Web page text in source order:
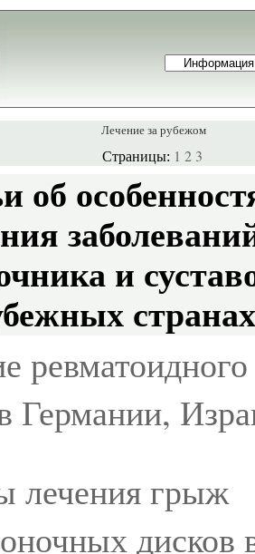
Лечение за рубежом
Страницы: 1 2 3
об
и
странах
ревматоидного
Германии,
лечения грыж
дисков